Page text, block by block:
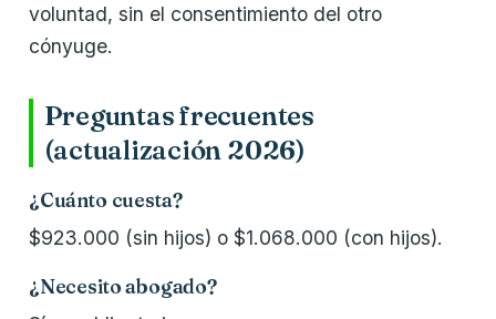
voluntad, sin el consentimiento del otro
cónyuge.
Preguntas frecuentes
(actualización 2026)
¿Cuánto cuesta?
$923.000 (sin hijos) o $1.068.000 (con hijos).
¿Necesito abogado?